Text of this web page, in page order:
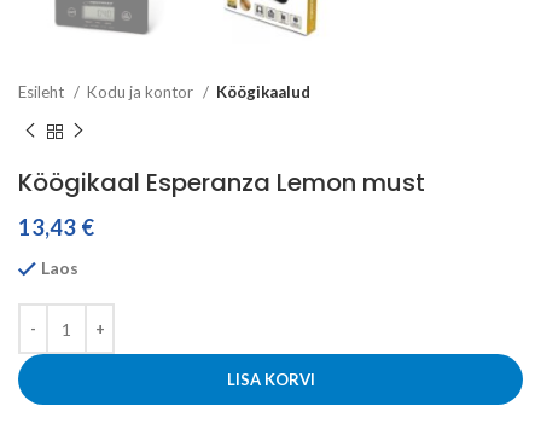
Esileht Kodu ja kontor Köögikaalud
Köögikaal Esperanza Lemon must
13,43 €
Laos
LISA KORVI